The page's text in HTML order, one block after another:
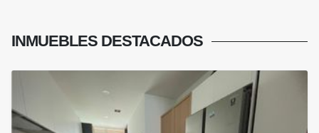
INMUEBLES DESTACADOS